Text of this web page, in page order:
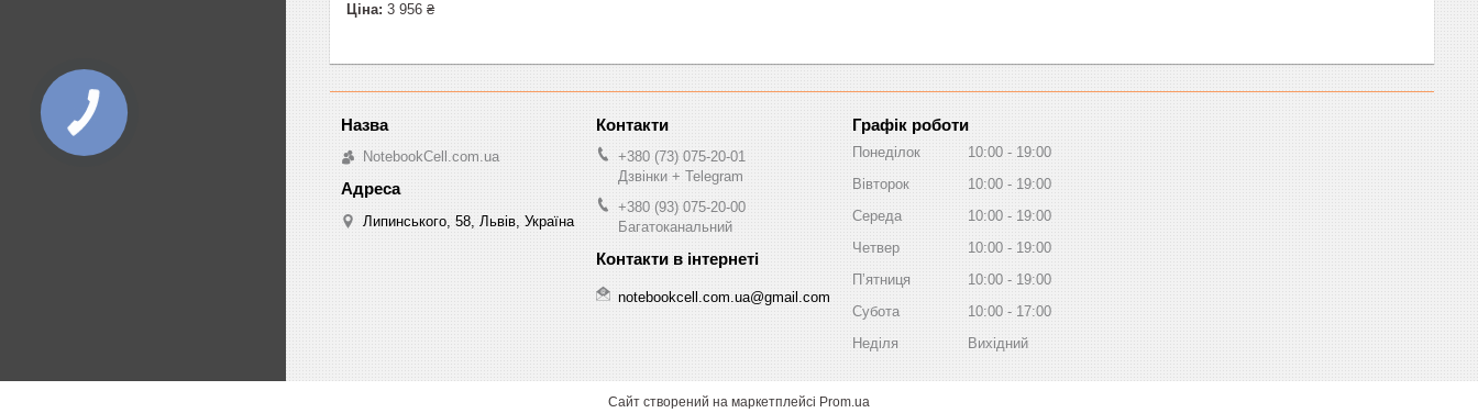
Ціна: 3 956 ₴
NotebookCell.com.ua
Липинського, 58, Львів, Україна
+380 (73) 075-20-01
Дзвінки + Telegram
+380 (93) 075-20-00
Багатоканальний
notebookcell.com.ua@gmail.com
Графік роботи
Понеділок 10:00
19:00
Вівторок
10:00
19:00
Середа
10:00
19:00
Четвер
10:00
19:00
Пʼятниця
10:00
19:00
Субота
10:00
17:00
Неділя
Вихідний
Сайт створений на маркетплейсі Prom.ua